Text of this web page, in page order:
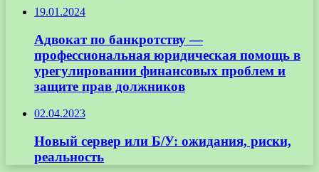
19.01.2024
Адвокат по банкротству —
профессиональная юридическая помощь в
урегулировании финансовых проблем и
защите прав должников
02.04.2023
Новый сервер или Б/У: ожидания, риски,
реальность